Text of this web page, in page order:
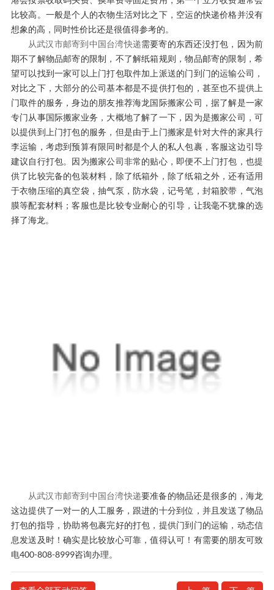
比较高。一般是个人的衣物生活对比之下，空运的快递价格并没有
想象的高，同时性价比还是很值得参考的。
从武汉市邮寄到中国台湾快递需要寄的东西还没打包，因为前
期不了解物品邮寄的限制，不了解纸箱规则，物品邮寄的限制，希
望可以找到一家可以上门打包取件加上派送的门到门的运输公司，
对比之下，大部分的公司基本都是不提供打包的，甚至也不提供上
门取件的服务，身边的朋友推荐海龙国际搬家公司，据了解是一家
专门从事国际搬家业务，大概地了解了一下，因为是搬家公司，可
以提供到上门打包的服务，但是由于上门搬家是针对大件的家具行
李运输，考虑到预算有限同时都是个人的私人包裹，客服这边引导
建议自行打包。因为搬家公司非常的贴心，即便不上门打包，也提
供了比较完备的包装材料，除了纸箱外，除了纸箱之外，还有适用
于衣物压缩的真空袋，抽气泵，防水袋，记号笔，封箱胶带，气泡
膜等配套材料；客服也是比较专业耐心的引导，让我毫不犹豫的选
择了海龙。
从武汉市邮寄到中国台湾快递要准备的物品还是很多的，海龙
这边提供了一对一的人工服务，跟进的十分到位，并且发送了物品
打包的指导，协助将包裹完好的打包，提供门到门的运输，动态信
息发送及时！确实是比较放心可靠，值得认可！有需要的朋友可致
电400-808-8999咨询办理。